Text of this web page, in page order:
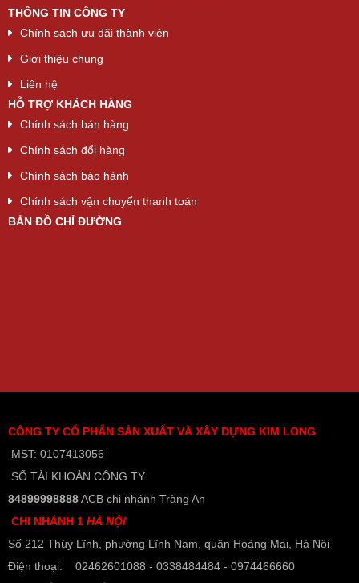
THÔNG TIN CÔNG TY
Chính sách ưu đãi thành viên
Giới thiệu chung
Liên hệ
HỖ TRỢ KHÁCH HÀNG
Chính sách bán hàng
Chính sách đổi hàng
Chính sách bảo hành
Chính sách vận chuyển thanh toán
BẢN ĐỒ CHỈ ĐƯỜNG
CÔNG TY CỔ PHẨN SẢN XUẤT VÀ XÂY DỰNG KIM LONG
MST: 0107413056
SỐ TÀI KHOẢN CÔNG TY
84899998888ACB chi nhánh Tràng An
CHI NHÁNH 1 HÀ NỘI
Số 212 Thúy Lĩnh, phường Lĩnh Nam, quận Hoàng Mai, Hà Nội
Điện thoại: 02462601088 - 0338484484 - 0974466660